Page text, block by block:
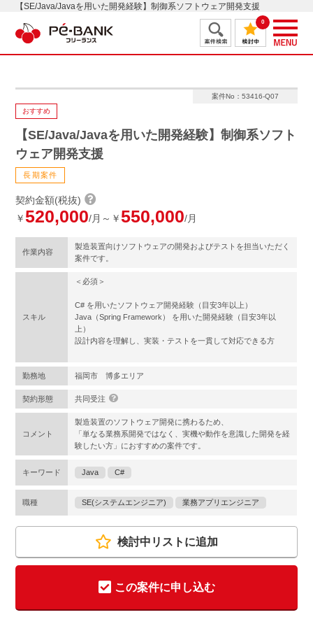
【SE/Java/Javaを用いた開発経験】制御系ソフトウェア開発支援
0
案件No：53416-Q07
おすすめ
【SE/Java/Javaを用いた開発経験】制御系ソフト
ウェア開発支援
長期案件
契約金額(税抜)
￥520,000/月～￥550,000/月
作業内容
製造装置向けソフトウェアの開発およびテストを担当いただく
案件です。
スキル
＜必須＞
C# を用いたソフトウェア開発経験（目安3年以上）
Java（Spring Framework） を用いた開発経験（目安3年以
上）
設計内容を理解し、実装・テストを一貫して対応できる方
勤務地 福岡市 博多エリア
契約形態 共同受注
コメント
製造装置のソフトウェア開発に携わるため、
「単なる業務系開発ではなく、実機や動作を意識した開発を経
験したい方」におすすめの案件です。
キーワード Java C#
職種 SE(システムエンジニア) 業務アプリエンジニア
検討中リストに追加
この案件に申し込む